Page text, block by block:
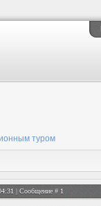
туром
| Сообщение # 1